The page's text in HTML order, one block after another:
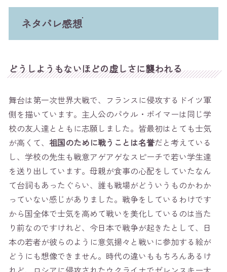
ネタバレ感想
どうしようもないほどの虚しさに襲われる
舞台は第一次世界大戦で、フランスに侵攻するドイツ軍
側を描いています。主人公のパウル・ボイマーは同じ学
校の友人達とともに志願しました。皆最初はとても士気
が高くて、 祖国のために戦うことは名誉だと考えている
し、学校の先生も戦意アゲアゲなスピーチで若い学生達
を送り出しています。母親が食事の心配をしていたなん
て台詞もあったぐらい、誰も戦場がどういうものかわか
っていない感じがありました。戦争をしているわけです
から国全体で士気を高めて戦いを美化しているのは当た
り前なのですけれど、今日本で戦争が起きたとして、日
本の若者が彼らのように意気揚々と戦いに参加する絵が
どうにも想像できません。時代の違いももちろんあるけ